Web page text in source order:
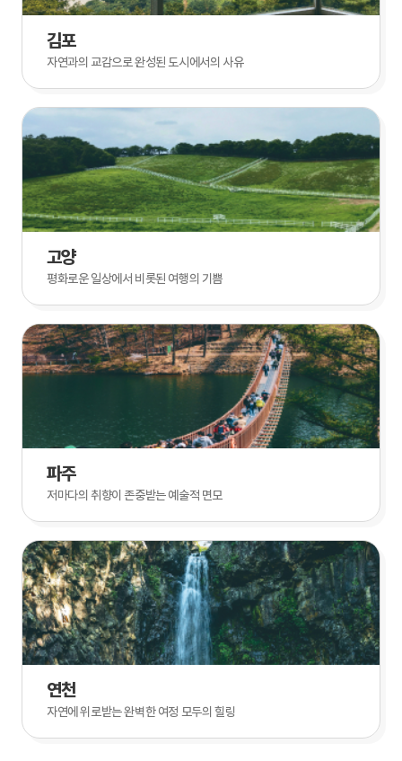
김포
자연과의 교감으로 완성된 도시에서의 사유
고양
평화로운 일상에서 비롯된 여행의 기쁨
파주
저마다의 취향이 존중받는 예술적 면모
연천
자연에 위로받는 완벽한 여정 모두의 힐링